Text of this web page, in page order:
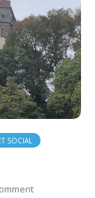
SOCIAL